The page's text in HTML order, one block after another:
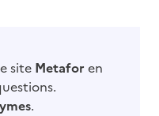
site Metafor en
.